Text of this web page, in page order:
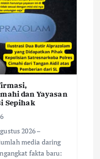
dan Yayasan
Sepihak
2026 –
media daring
fakta baru: